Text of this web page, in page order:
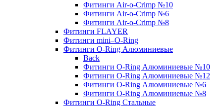
Фитинги Air-o-Crimp №10
Фитинги Air-o-Crimp №6
Фитинги Air-o-Crimp №8
Фитинги FLAYER
Фитинги mini–O-Ring
Фитинги O-Ring Алюминиевые
Back
Фитинги O-Ring Алюминиевые №10
Фитинги O-Ring Алюминиевые №12
Фитинги O-Ring Алюминиевые №6
Фитинги O-Ring Алюминиевые №8
Фитинги O-Ring Стальные